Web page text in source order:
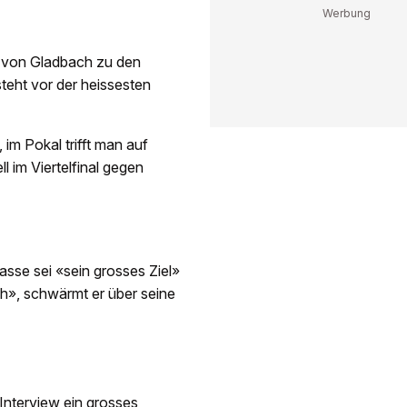
Gladbach zu den
vor der heissesten
im Pokal trifft man auf
im Viertelfinal gegen
sei «sein grosses Ziel»
schwärmt er über seine
ein grosses